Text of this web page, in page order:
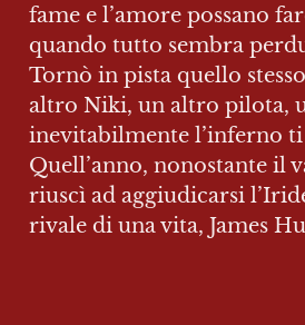
fame e l’amore possano
quando tutto sembra
Tornò in pista quello
altro Niki, un altro pilota,
inevitabilmente l’inferno
Quell’anno, nonostante il
riuscì ad aggiudicarsi
rivale di una vita, James